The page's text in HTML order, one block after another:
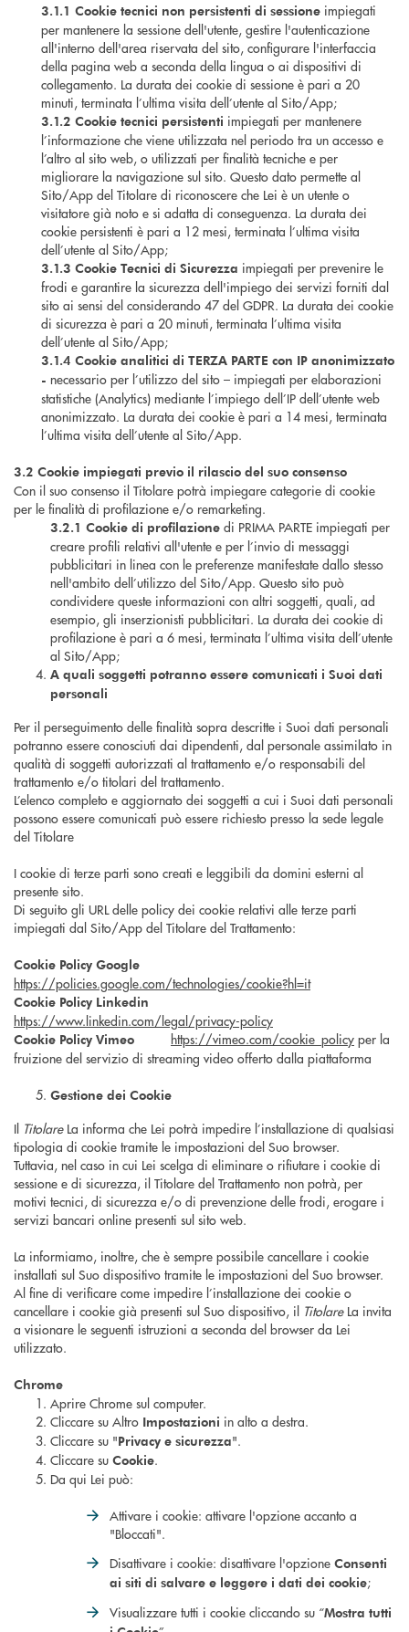
3.1.1 Cookie tecnici non persistenti di sessione impiegati
per mantenere la sessione dell'utente, gestire l'autenticazione
all'interno dell'area riservata del sito, configurare l'interfaccia
della pagina web a seconda della lingua o ai dispositivi di
collegamento. La durata dei cookie di sessione è pari a 20
minuti, terminata l’ultima visita dell’utente al Sito/App;
3.1.2 Cookie tecnici persistenti impiegati per mantenere
l’informazione che viene utilizzata nel periodo tra un accesso e
l’altro al sito web, o utilizzati per finalità tecniche e per
migliorare la navigazione sul sito. Questo dato permette al
Sito/App del Titolare di riconoscere che Lei è un utente o
visitatore già noto e si adatta di conseguenza. La durata dei
cookie persistenti è pari a 12 mesi, terminata l’ultima visita
dell’utente al Sito/App;
3.1.3 Cookie Tecnici di Sicurezza impiegati per prevenire le
frodi e garantire la sicurezza dell'impiego dei servizi forniti dal
sito ai sensi del considerando 47 del GDPR. La durata dei cookie
di sicurezza è pari a 20 minuti, terminata l’ultima visita
dell’utente al Sito/App;
3.1.4 Cookie analitici di TERZA PARTE con IP anonimizzato
- necessario per l’utilizzo del sito – impiegati per elaborazioni
statistiche (Analytics) mediante l’impiego dell’IP dell’utente web
anonimizzato. La durata dei cookie è pari a 14 mesi, terminata
l’ultima visita dell’utente al Sito/App.
3.2 Cookie impiegati previo il rilascio del suo consenso
Con il suo consenso il Titolare potrà impiegare categorie di cookie
per le finalità di profilazione e/o remarketing.
3.2.1 Cookie di profilazione di PRIMA PARTE impiegati per
creare profili relativi all'utente e per l’invio di messaggi
pubblicitari in linea con le preferenze manifestate dallo stesso
nell'ambito dell’utilizzo del Sito/App. Questo sito può
condividere queste informazioni con altri soggetti, quali, ad
esempio, gli inserzionisti pubblicitari. La durata dei cookie di
profilazione è pari a 6 mesi, terminata l’ultima visita dell’utente
al Sito/App;
A quali soggetti potranno essere comunicati i Suoi dati
personali
Per il perseguimento delle finalità sopra descritte i Suoi dati personali
potranno essere conosciuti dai dipendenti, dal personale assimilato in
qualità di soggetti autorizzati al trattamento e/o responsabili del
trattamento e/o titolari del trattamento.
L’elenco completo e aggiornato dei soggetti a cui i Suoi dati personali
possono essere comunicati può essere richiesto presso la sede legale
del Titolare
I cookie di terze parti sono creati e leggibili da domini esterni al
presente sito.
Di seguito gli URL delle policy dei cookie relativi alle terze parti
impiegati dal Sito/App del Titolare del Trattamento:
Cookie Policy Google
https://policies.google.com/technologies/cookie?hl=it
Cookie Policy Linkedin
https://www.linkedin.com/legal/privacy-policy
Cookie Policy Vimeo https://vimeo.com/cookie_policy per la
fruizione del servizio di streaming video offerto dalla piattaforma
Gestione dei Cookie
Il TitolareLa informa che Lei potrà impedire l’installazione di qualsiasi
tipologia di cookie tramite le impostazioni del Suo browser.
Tuttavia, nel caso in cui Lei scelga di eliminare o rifiutare i cookie di
sessione e di sicurezza, il Titolare del Trattamento non potrà, per
motivi tecnici, di sicurezza e/o di prevenzione delle frodi, erogare i
servizi bancari online presenti sul sito web.
La informiamo, inoltre, che è sempre possibile cancellare i cookie
installati sul Suo dispositivo tramite le impostazioni del Suo browser.
Al fine di verificare come impedire l’installazione dei cookie o
cancellare i cookie già presenti sul Suo dispositivo, il TitolareLa invita
a visionare le seguenti istruzioni a seconda del browser da Lei
utilizzato.
Chrome
Aprire Chrome sul computer.
Cliccare su Altro Impostazioni in alto a destra.
Cliccare su "Privacy e sicurezza".
Cliccare su Cookie.
Da qui Lei può:
Attivare i cookie: attivare l'opzione accanto a
"Bloccati".
Disattivare i cookie: disattivare l'opzione Consenti
ai siti di salvare e leggere i dati dei cookie;
Visualizzare tutti i cookie cliccando su “Mostra tutti